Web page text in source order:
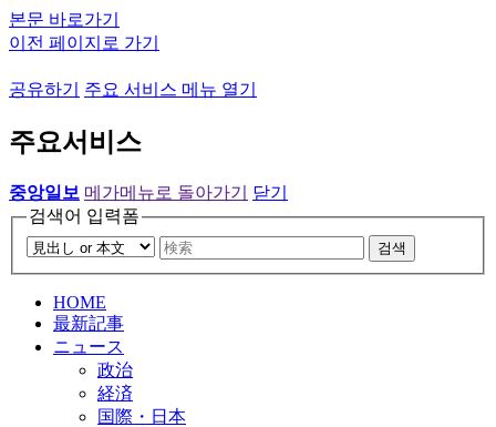
본문 바로가기
이전 페이지로 가기
공유하기 주요 서비스 메뉴 열기
주요서비스
중앙일보 메가메뉴로 돌아가기
닫기
검색어 입력폼
검색
HOME
最新記事
ニュース
政治
経済
国際・日本